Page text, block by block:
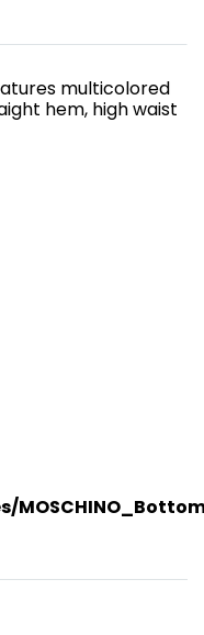
multicolored
hem, high waist